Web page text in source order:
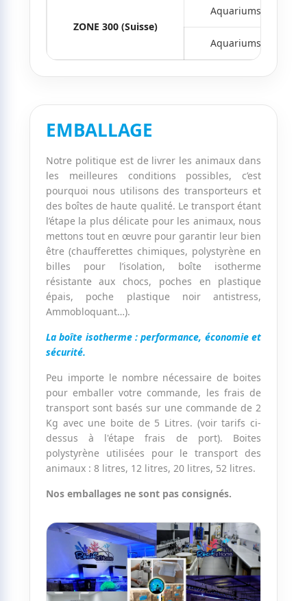
ZONE 300 (Suisse)
Aquariums < 50kg
Aquariums > 50kg
EMBALLAGE
Notre politique est de livrer les animaux dans
les meilleures conditions possibles, c’est
pourquoi nous utilisons des transporteurs et
des boîtes de haute qualité. Le transport étant
l’étape la plus délicate pour les animaux, nous
mettons tout en œuvre pour garantir leur bien
être (chaufferettes chimiques, polystyrène en
billes pour l’isolation, boîte isotherme
résistante aux chocs, poches en plastique
épais, poche plastique noir antistress,
Ammobloquant…).
La boîte isotherme : performance, économie et
sécurité.
Peu importe le nombre nécessaire de boites
pour emballer votre commande, les frais de
transport sont basés sur une commande de 2
Kg avec une boite de 5 Litres. (voir tarifs ci-
dessus à l'étape frais de port). Boites
polystyrène utilisées pour le transport des
animaux : 8 litres, 12 litres, 20 litres, 52 litres.
Nos emballages ne sont pas consignés.